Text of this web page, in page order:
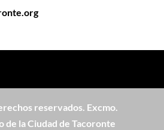
reservados. Excmo.
de la Ciudad de Tacoronte